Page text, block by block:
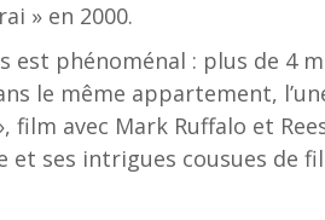
» en 2000.
est phénoménal : plus de 4
le même appartement,
film avec Mark Ruffalo et
et ses intrigues cousues de